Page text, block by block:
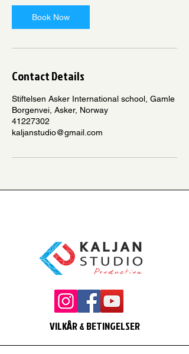
Book Now
Contact Details
Stiftelsen Asker International school, Gamle
Borgenvei, Asker, Norway
41227302
kaljanstudio@gmail.com
VILKÅR & BETINGELSER